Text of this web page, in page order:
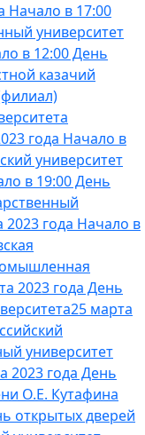
Начало в 17:00
университет
в 12:00 День
казачий
года Начало в
университет
в 19:00 День
2023 года Начало в
2023 года День
25 марта
университет
2023 года День
О.Е. Кутафина
открытых дверей